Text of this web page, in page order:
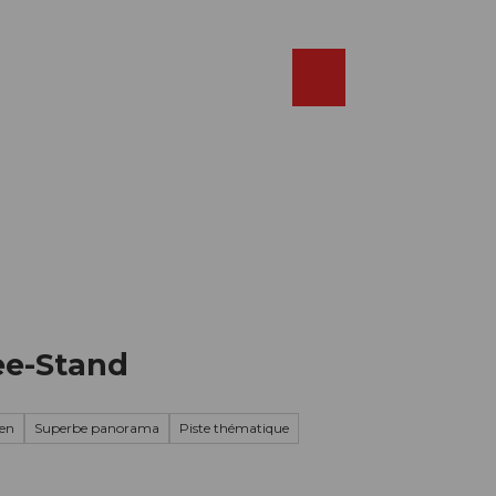
Stand
Superbe panorama Piste thématique